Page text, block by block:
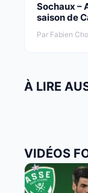
Sochaux –
saison de
Par Fabien
À LIRE
VIDÉOS